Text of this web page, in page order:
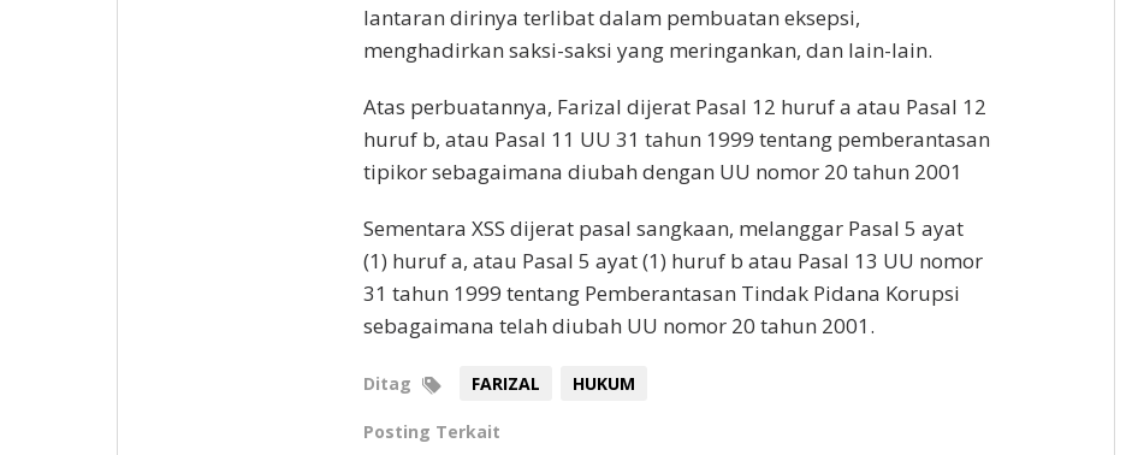
lantaran dirinya terlibat dalam pembuatan eksepsi,
menghadirkan saksi-saksi yang meringankan, dan lain-lain.
Atas perbuatannya, Farizal dijerat Pasal 12 huruf a atau Pasal 12
huruf b, atau Pasal 11 UU 31 tahun 1999 tentang pemberantasan
tipikor sebagaimana diubah dengan UU nomor 20 tahun 2001
Sementara XSS dijerat pasal sangkaan, melanggar Pasal 5 ayat
(1) huruf a, atau Pasal 5 ayat (1) huruf b atau Pasal 13 UU nomor
31 tahun 1999 tentang Pemberantasan Tindak Pidana Korupsi
sebagaimana telah diubah UU nomor 20 tahun 2001.
Ditag FARIZAL HUKUM
Posting Terkait